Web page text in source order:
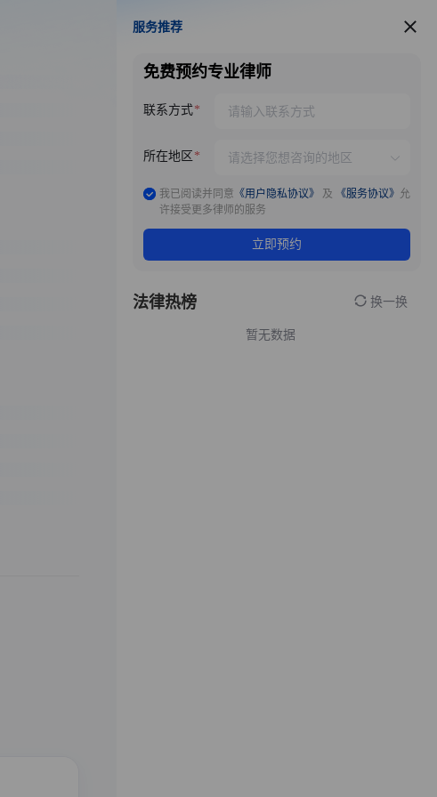
服务推荐
服务推荐
免费预约专业律师
联系方式
所在地区
我已阅读并同意 《用户隐私协议》 及 《服务协议》 允
许接受更多律师的服务
立即预约
法律热榜 换一换
暂无数据